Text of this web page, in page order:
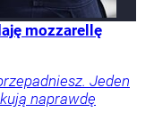
mozzarellę
Jeden
naprawdę